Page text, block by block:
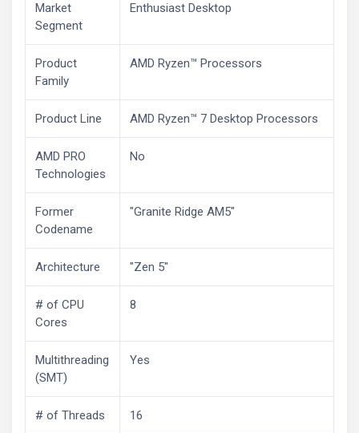
Market
Segment
Enthusiast Desktop
Product
Family
AMD Ryzen™ Processors
Product Line AMD Ryzen™ 7 Desktop Processors
AMD PRO
Technologies
No
Former
Codename
"Granite Ridge AM5"
Architecture "Zen 5"
# of CPU
Cores
8
Multithreading
(SMT)
Yes
# of Threads 16